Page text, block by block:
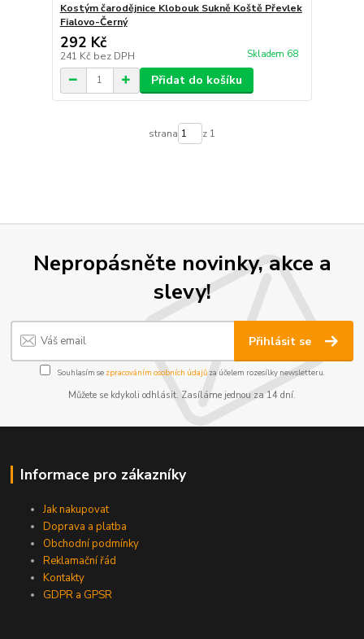
Kostým čarodějnice Klobouk Sukně Koště Převlek
Fialovo-Černý
292 Kč
241 Kč bez DPH Skladem 68
Přidat do košíku
strana z 1
Nepropásněte novinky, akce a
slevy!
Přihlásit se
Souhlasím se zpracováním osobních údajůza účelem rozesílky newsletteru.
Můžete se kdykoli odhlásit. Zasíláme jednou za 14 dní.
Informace pro zákazníky
Jak nakupovat
Doprava a platba
Obchodní podmínky
Reklamační řád
Kontakty
GDPR a GPSR